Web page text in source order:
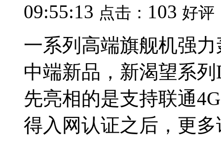
09:55:13 点击： 103 好评
一系列高端旗舰机强
中端新品，新渴望系
先亮相的是支持联通
得入网认证之后，更